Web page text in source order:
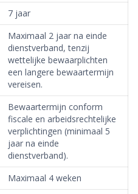
7 jaar
Maximaal 2 jaar na einde
dienstverband, tenzij
wettelijke bewaarplichten
een langere bewaartermijn
vereisen.
Bewaartermijn conform
fiscale en arbeidsrechtelijke
verplichtingen (minimaal 5
jaar na einde
dienstverband).
Maximaal 4 weken